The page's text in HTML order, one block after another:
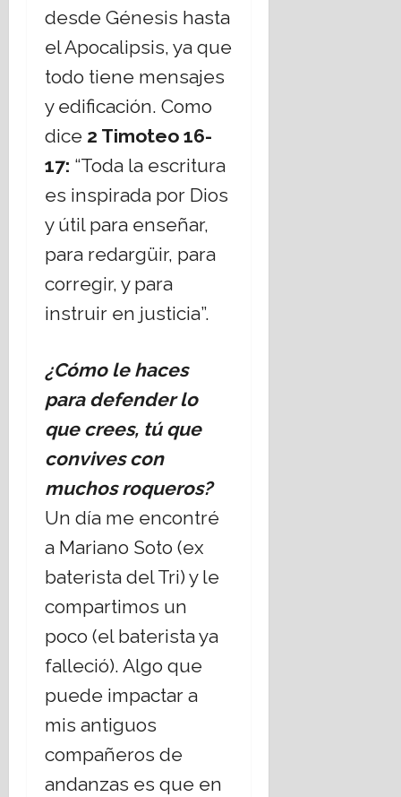
desde Génesis hasta
el Apocalipsis, ya que
todo tiene mensajes
y edificación. Como
dice 2 Timoteo 16-
17: “Toda la escritura
es inspirada por Dios
y útil para enseñar,
para redargüir, para
corregir, y para
instruir en justicia”.
¿Cómo le haces
para defender lo
que crees, tú que
convives con
muchos roqueros?
Un día me encontré
a Mariano Soto (ex
baterista del Tri) y le
compartimos un
poco (el baterista ya
falleció). Algo que
puede impactar a
mis antiguos
compañeros de
andanzas es que en